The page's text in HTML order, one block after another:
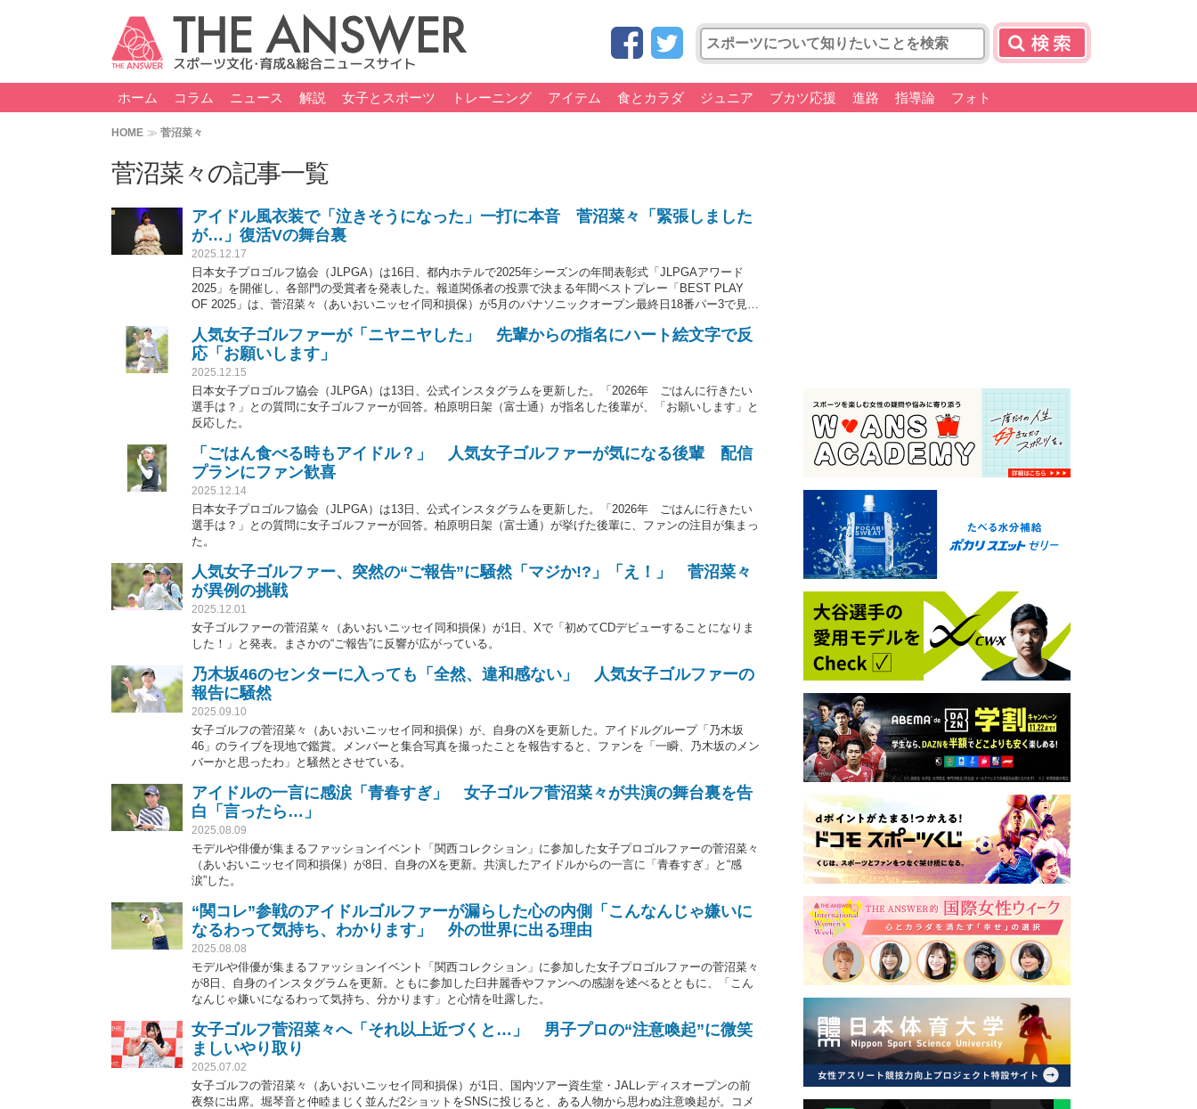
ホーム コラム ニュース 解説 女子とスポーツ トレーニング アイテム 食とカラダ ジュニア ブカツ応援 進路 指導論 フォト
HOME 菅沼菜々
菅沼菜々の記事一覧
アイドル風衣装で「泣きそうになった」一打に本音 菅沼菜々「緊張しました
が…」復活Vの舞台裏
2025.12.17
日本女子プロゴルフ協会（JLPGA）は16日、都内ホテルで2025年シーズンの年間表彰式「JLPGAアワード
2025」を開催し、各部門の受賞者を発表した。報道関係者の投票で決まる年間ベストプレー「BEST PLAY
OF 2025」は、菅沼菜々（あいおいニッセイ同和損保）が5月のパナソニックオープン最終日18番パー3で見せ
電子）が受賞した。
人気女子ゴルファーが「ニヤニヤした」 先輩からの指名にハート絵文字で反
応「お願いします」
2025.12.15
日本女子プロゴルフ協会（JLPGA）は13日、公式インスタグラムを更新した。「2026年 ごはんに行きたい
選手は？」との質問に女子ゴルファーが回答。柏原明日架（富士通）が指名した後輩が、「お願いします」と
反応した。
「ごはん食べる時もアイドル？」 人気女子ゴルファーが気になる後輩 配信
プランにファン歓喜
2025.12.14
日本女子プロゴルフ協会（JLPGA）は13日、公式インスタグラムを更新した。「2026年 ごはんに行きたい
選手は？」との質問に女子ゴルファーが回答。柏原明日架（富士通）が挙げた後輩に、ファンの注目が集まっ
た。
人気女子ゴルファー、突然の“ご報告”に騒然「マジか!?」「え！」 菅沼菜々
が異例の挑戦
2025.12.01
女子ゴルファーの菅沼菜々（あいおいニッセイ同和損保）が1日、Xで「初めてCDデビューすることになりま
した！」と発表。まさかの“ご報告”に反響が広がっている。
乃木坂46のセンターに入っても「全然、違和感ない」 人気女子ゴルファーの
報告に騒然
2025.09.10
女子ゴルフの菅沼菜々（あいおいニッセイ同和損保）が、自身のXを更新した。アイドルグループ「乃木坂
46」のライブを現地で鑑賞。メンバーと集合写真を撮ったことを報告すると、ファンを「一瞬、乃木坂のメン
バーかと思ったわ」と騒然とさせている。
アイドルの一言に感涙「青春すぎ」 女子ゴルフ菅沼菜々が共演の舞台裏を告
白「言ったら…」
2025.08.09
モデルや俳優が集まるファッションイベント「関西コレクション」に参加した女子プロゴルファーの菅沼菜々
（あいおいニッセイ同和損保）が8日、自身のXを更新。共演したアイドルからの一言に「青春すぎ」と“感
涙”した。
“関コレ”参戦のアイドルゴルファーが漏らした心の内側「こんなんじゃ嫌いに
なるわって気持ち、わかります」 外の世界に出る理由
2025.08.08
モデルや俳優が集まるファッションイベント「関西コレクション」に参加した女子プロゴルファーの菅沼菜々
が8日、自身のインスタグラムを更新。ともに参加した臼井麗香やファンへの感謝を述べるとともに、「こん
なんじゃ嫌いになるわって気持ち、分かります」と心情を吐露した。
女子ゴルフ菅沼菜々へ「それ以上近づくと…」 男子プロの“注意喚起”に微笑
ましいやり取り
2025.07.02
女子ゴルフの菅沼菜々（あいおいニッセイ同和損保）が1日、国内ツアー資生堂・JALレディスオープンの前
夜祭に出席。堀琴音と仲睦まじく並んだ2ショットをSNSに投じると、ある人物から思わぬ注意喚起が。コメ